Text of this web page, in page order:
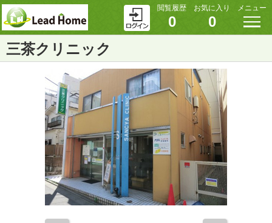
閲覧履歴
0
お気に入り
0
メニュー
三茶クリニック